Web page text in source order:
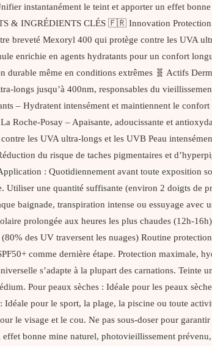
instantanément le teint et apporter un effet
& INGRÉDIENTS CLÉS 🇫🇷 Innovation
breveté Mexoryl 400 qui protège contre les UVA
enrichie en agents hydratants pour un confort
durable même en conditions extrêmes 🧬 Actifs
longs jusqu’à 400nm, responsables du
– Hydratent intensément et maintiennent le
Roche-Posay – Apaisante, adoucissante et
les UVA ultra-longs et les UVB Peau
du risque de taches pigmentaires et
: Quotidiennement avant toute exposition
Utiliser une quantité suffisante (environ 2 doigts
baignade, transpiration intense ou essuyage
prolongée aux heures les plus chaudes (12h-
des UV traversent les nuages) Routine
comme dernière étape. Protection maximale,
s’adapte à la plupart des carnations. Teinte
Pour peaux sèches : Idéale pour les peaux
pour le sport, la plage, la piscine ou toute
le visage et le cou. Ne pas sous-doser pour
bonne mine naturel, photovieillissement